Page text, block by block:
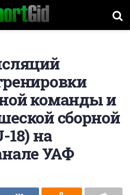
команды и
сборной
18) на
УАФ